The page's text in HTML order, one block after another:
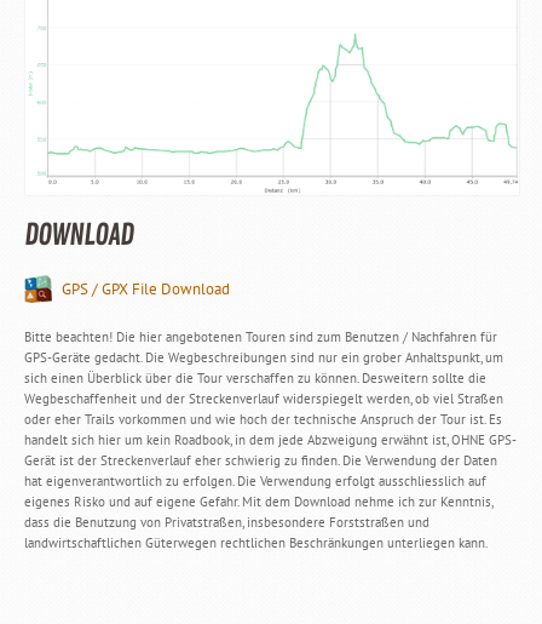
DOWNLOAD
GPS / GPX File Download
Bitte beachten! Die hier angebotenen Touren sind zum Benutzen / Nachfahren für
GPS-Geräte gedacht. Die Wegbeschreibungen sind nur ein grober Anhaltspunkt, um
sich einen Überblick über die Tour verschaffen zu können. Desweitern sollte die
Wegbeschaffenheit und der Streckenverlauf widerspiegelt werden, ob viel Straßen
oder eher Trails vorkommen und wie hoch der technische Anspruch der Tour ist. Es
handelt sich hier um kein Roadbook, in dem jede Abzweigung erwähnt ist, OHNE GPS-
Gerät ist der Streckenverlauf eher schwierig zu finden. Die Verwendung der Daten
hat eigenverantwortlich zu erfolgen. Die Verwendung erfolgt ausschliesslich auf
eigenes Risko und auf eigene Gefahr. Mit dem Download nehme ich zur Kenntnis,
dass die Benutzung von Privatstraßen, insbesondere Forststraßen und
landwirtschaftlichen Güterwegen rechtlichen Beschränkungen unterliegen kann.